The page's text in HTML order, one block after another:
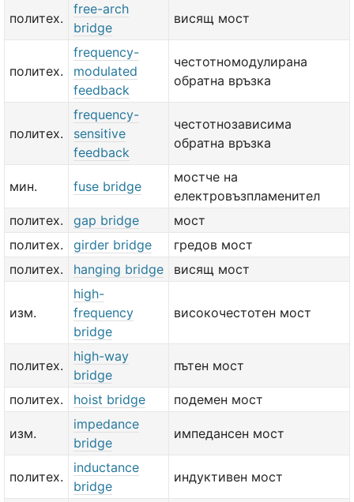
политех.
free-arch
bridge
висящ мост
политех.
frequency-
modulated
feedback
честотномодулирана
обратна връзка
политех.
frequency-
sensitive
feedback
честотнозависима
обратна връзка
мин. fuse bridge
мостче на
електровъзпламенител
политех.
gap bridge
мост
политех.
girder bridge
гредов мост
политех.
hanging bridge висящ мост
изм.
high-
frequency
bridge
високочестотен мост
политех.
high-way
bridge
пътен мост
политех. hoist bridge подемен мост
изм.
impedance
bridge
импедансен мост
политех.
inductance
bridge
индуктивен мост